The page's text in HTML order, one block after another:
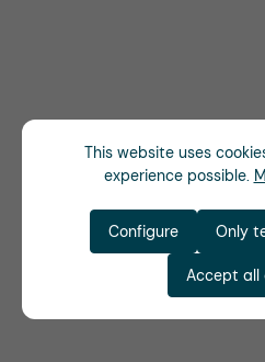
This website uses
experience possible.
Only
Configure
Accept all